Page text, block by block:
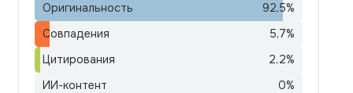
Оригинальность 92,5%
Совпадения
5,7%
Цитирования
2,2%
ИИ-контент
0%